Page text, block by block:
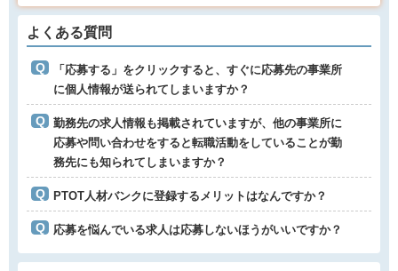
よくある質問
「応募する」をクリックすると、すぐに応募先の事業所
に個人情報が送られてしまいますか？
勤務先の求人情報も掲載されていますが、他の事業所に
応募や問い合わせをすると転職活動をしていることが勤
務先にも知られてしまいますか？
PTOT人材バンクに登録するメリットはなんですか？
応募を悩んでいる求人は応募しないほうがいいですか？